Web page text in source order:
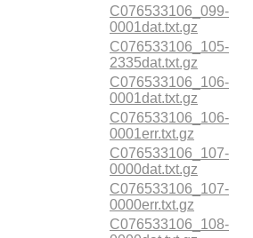
C076533106_099-
0001dat.txt.gz
C076533106_105-
2335dat.txt.gz
C076533106_106-
0001dat.txt.gz
C076533106_106-
0001err.txt.gz
C076533106_107-
0000dat.txt.gz
C076533106_107-
0000err.txt.gz
C076533106_108-